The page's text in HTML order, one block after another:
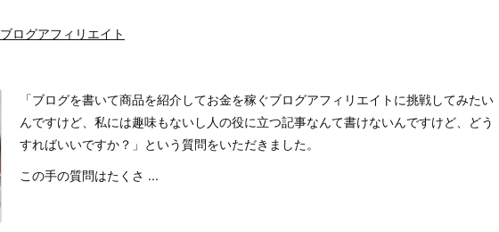
ブログアフィリエイト
「ブログを書いて商品を紹介してお金を稼ぐブログアフィリエイトに挑戦してみたい
んですけど、私には趣味もないし人の役に立つ記事なんて書けないんですけど、どう
すればいいですか？」という質問をいただきました。
この手の質問はたくさ ...